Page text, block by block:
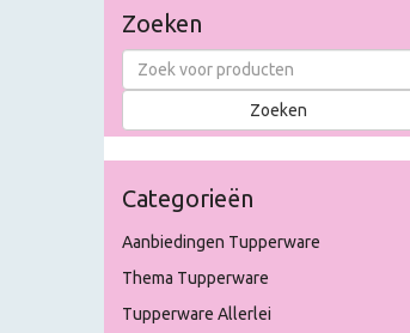
Zoeken
Categorieën
Aanbiedingen Tupperware
Thema Tupperware
Tupperware Allerlei